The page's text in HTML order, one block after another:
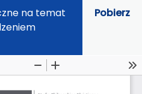
na temat
Pobierz